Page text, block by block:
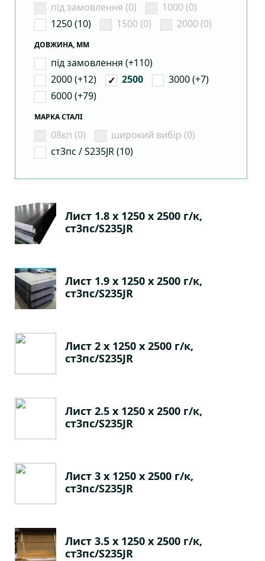
під замовлення (0)
1000 (0)
1250 (10)
1500 (0) 2000 (0)
ДОВЖИНА, ММ
під замовлення (+110)
2000 (+12)
2500
3000 (+7)
6000 (+79)
МАРКА СТАЛІ
08кп (0)
широкий вибір (0)
ст3пс / S235JR (10)
Лист 1.8 х 1250 х 2500 г/к,
ст3пс/S235JR
Лист 1.9 х 1250 х 2500 г/к,
ст3пс/S235JR
Лист 2 х 1250 х 2500 г/к,
ст3пс/S235JR
Лист 2.5 х 1250 х 2500 г/к,
ст3пс/S235JR
Лист 3 х 1250 х 2500 г/к,
ст3пс/S235JR
Лист 3.5 х 1250 х 2500 г/к,
ст3пс/S235JR